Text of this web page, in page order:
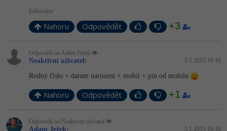
Editováno
Nahoru Odpovědět +3
Odpovídá na Adam Ježek
Neaktivní uživatel : 5.1.2015 19:16
Rodný číslo + datum narození + mobil + pin od mobilu
Nahoru Odpovědět +1
Odpovídá na Neaktivní uživatel
Adam Ježek: 5.1.2015 19:18